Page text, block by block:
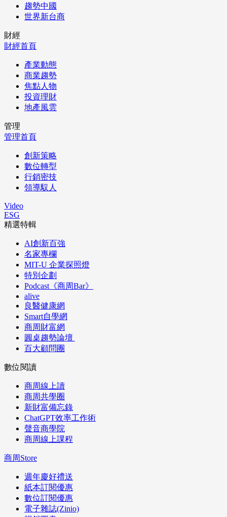
趨勢中國
世界新台商
財經
財經首頁
產業動態
商業趨勢
焦點人物
投資理財
地產風雲
管理
管理首頁
創新策略
數位轉型
行銷密技
領導馭人
Video
ESG
精選特輯
AI創新百強
名家專欄
MIT-U 企業探照燈
特別企劃
Podcast《商周Bar》
alive
良醫健康網
Smart自學網
商周財富網
圓桌趨勢論壇
百大顧問團
數位閱讀
商周線上讀
商周共學圈
新財富備忘錄
ChatGPT效率工作術
聲音商學院
商周線上課程
商周Store
週年慶好禮送
紙本訂閱優惠
數位訂閱優惠
電子雜誌(Zinio)